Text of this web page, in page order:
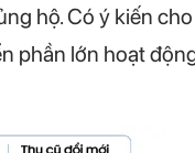
hộ. Có ý kiến
phần lớn hoạt